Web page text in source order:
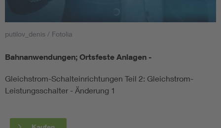
Smart Cities
putilov_denis / Fotolia
Bahnanwendungen; Ortsfeste Anlagen -
Gleichstrom-Schalteinrichtungen Teil 2: Gleichstrom-
Leistungsschalter - Änderung 1